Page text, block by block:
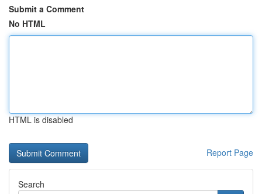
Submit a Comment
No HTML
HTML is disabled
Report Page
Search